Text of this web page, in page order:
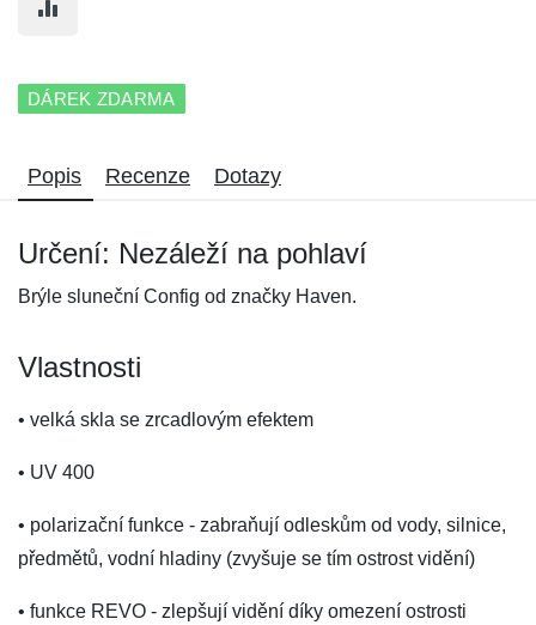
DÁREK ZDARMA
Popis Recenze Dotazy
Určení: Nezáleží na pohlaví
Brýle sluneční Config od značky Haven.
Vlastnosti
• velká skla se zrcadlovým efektem
• UV 400
• polarizační funkce - zabraňují odleskům od vody, silnice,
předmětů, vodní hladiny (zvyšuje se tím ostrost vidění)
• funkce REVO - zlepšují vidění díky omezení ostrosti